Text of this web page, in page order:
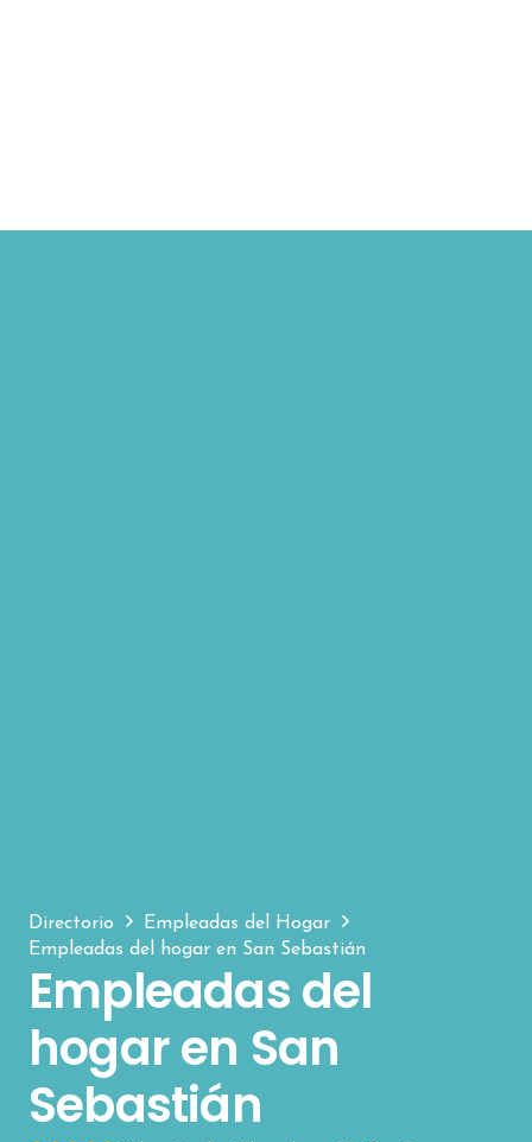
Directorio
Empleadas del Hogar
Empleadas del hogar en San Sebastián
Empleadas del
hogar en San
Sebastián